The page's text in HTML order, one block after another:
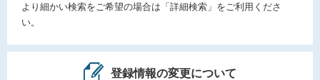
より細かい検索をご希望の場合は「詳細検索」をご利用くださ
い。
登録情報の変更について